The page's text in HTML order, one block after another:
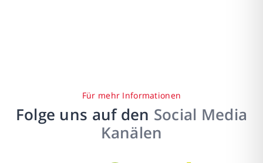
Für mehr Informationen
Folge uns auf den Social Media
Kanälen